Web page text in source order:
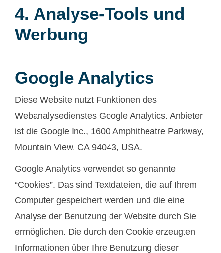
4. Analyse-Tools und
Werbung
Google Analytics
Diese Website nutzt Funktionen des
Webanalysedienstes Google Analytics. Anbieter
ist die Google Inc., 1600 Amphitheatre Parkway,
Mountain View, CA 94043, USA.
Google Analytics verwendet so genannte
“Cookies”. Das sind Textdateien, die auf Ihrem
Computer gespeichert werden und die eine
Analyse der Benutzung der Website durch Sie
ermöglichen. Die durch den Cookie erzeugten
Informationen über Ihre Benutzung dieser